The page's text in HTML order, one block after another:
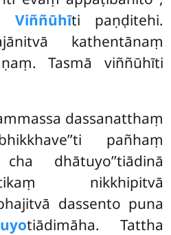
Viññūhīti paṇḍitehi.
kathentānaṃ
Tasmā viññūhīti
dassanatthaṃ
pañhaṃ
dhātuyo’’tiādinā
nikkhipitvā
dassento puna
tiādimāha. Tattha